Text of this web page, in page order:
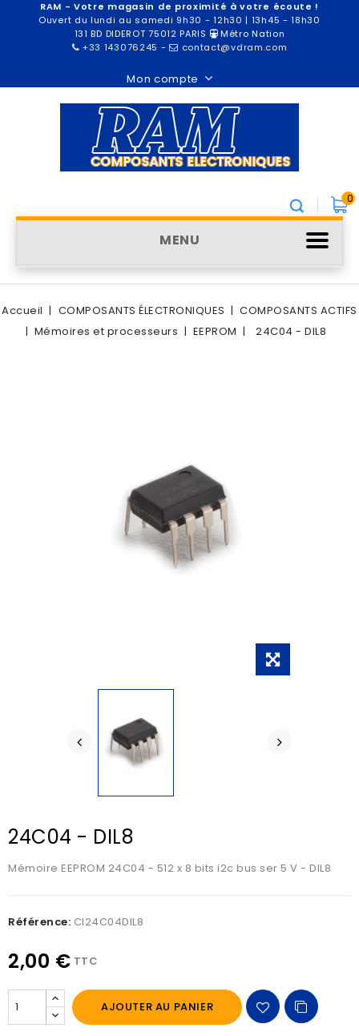
RAM - Votre magasin de proximité à votre écoute !
Ouvert du lundi au samedi 9h30 - 12h30 | 13h45 - 18h30
131 BD DIDEROT 75012 PARIS
Métro Nation
+33 143076245 - contact@vdram.com
Mon compte
0
MENU
Accueil COMPOSANTS ÉLECTRONIQUES
COMPOSANTS ACTIFS
Mémoires et processeurs
EEPROM 24C04 - DIL8
24C04 - DIL8
Mémoire EEPROM 24C04 - 512 x 8 bits i2c bus ser 5 V - DIL8
Référence: CI24C04DIL8
2,00 € TTC
AJOUTER AU PANIER